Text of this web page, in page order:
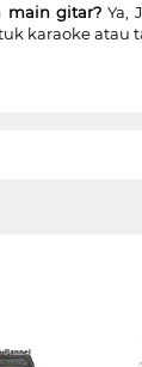
main gitar?Ya,
karaoke atau